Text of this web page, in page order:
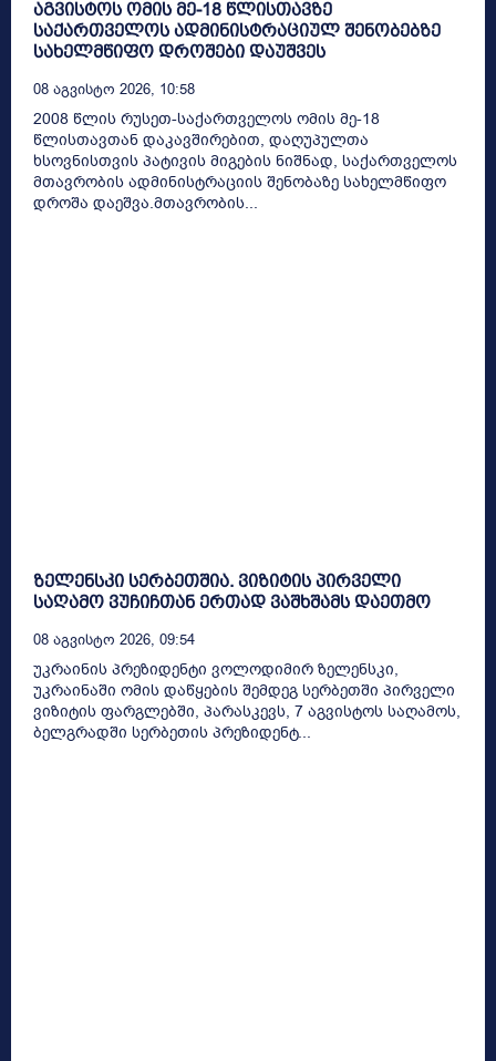
აგვისტოს ომის მე-18 წლისთავზე
საქართველოს ადმინისტრაციულ შენობებზე
სახელმწიფო დროშები დაუშვეს
08 Აგვისტო 2026, 10:58
2008 წლის რუსეთ-საქართველოს ომის მე-18
წლისთავთან დაკავშირებით, დაღუპულთა
ხსოვნისთვის პატივის მიგების ნიშნად, საქართველოს
მთავრობის ადმინისტრაციის შენობაზე სახელმწიფო
დროშა დაეშვა.მთავრობის...
ზელენსკი სერბეთშია. ვიზიტის პირველი
საღამო ვუჩიჩთან ერთად ვაშხშამს დაეთმო
08 Აგვისტო 2026, 09:54
უკრაინის პრეზიდენტი ვოლოდიმირ ზელენსკი,
უკრაინაში ომის დაწყების შემდეგ სერბეთში პირველი
ვიზიტის ფარგლებში, პარასკევს, 7 აგვისტოს საღამოს,
ბელგრადში სერბეთის პრეზიდენტ...